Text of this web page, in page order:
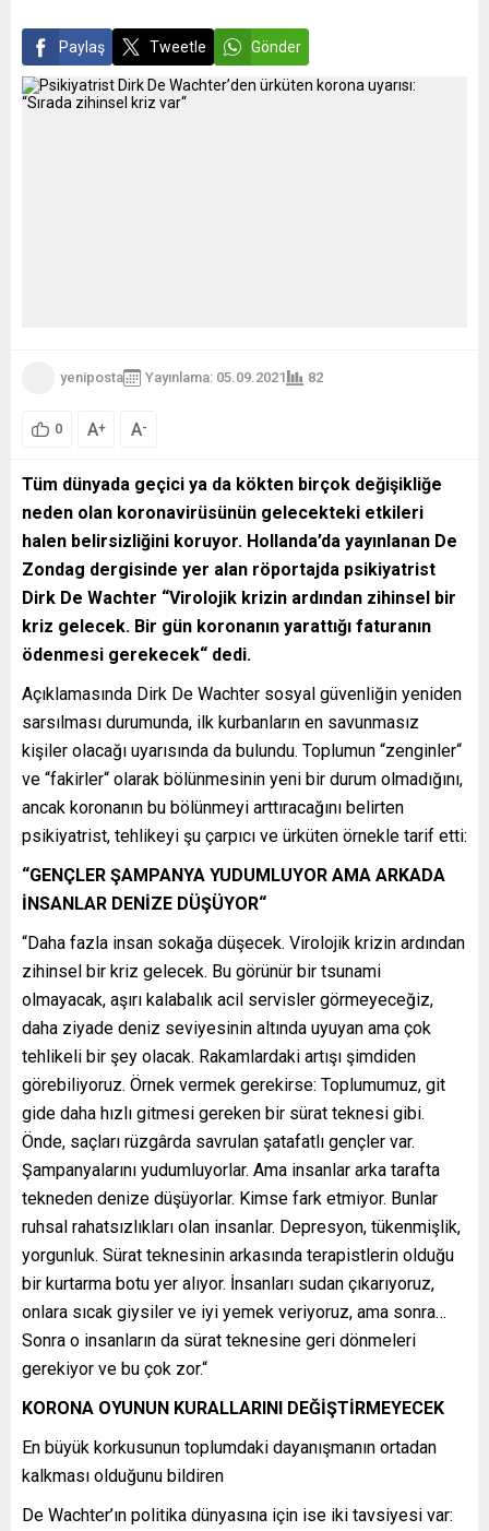
Paylaş Tweetle Gönder
yeniposta Yayınlama: 05.09.2021 82
0 A+ A-
Tüm dünyada geçici ya da kökten birçok değişikliğe
neden olan koronavirüsünün gelecekteki etkileri
halen belirsizliğini koruyor. Hollanda’da yayınlanan De
Zondag dergisinde yer alan röportajda psikiyatrist
Dirk De Wachter “Virolojik krizin ardından zihinsel bir
kriz gelecek. Bir gün koronanın yarattığı faturanın
ödenmesi gerekecek“ dedi.
Açıklamasında Dirk De Wachter sosyal güvenliğin yeniden
sarsılması durumunda, ilk kurbanların en savunmasız
kişiler olacağı uyarısında da bulundu. Toplumun “zenginler“
ve “fakirler“ olarak bölünmesinin yeni bir durum olmadığını,
ancak koronanın bu bölünmeyi arttıracağını belirten
psikiyatrist, tehlikeyi şu çarpıcı ve ürküten örnekle tarif etti:
“GENÇLER ŞAMPANYA YUDUMLUYOR AMA ARKADA
İNSANLAR DENİZE DÜŞÜYOR“
“Daha fazla insan sokağa düşecek. Virolojik krizin ardından
zihinsel bir kriz gelecek. Bu görünür bir tsunami
olmayacak, aşırı kalabalık acil servisler görmeyeceğiz,
daha ziyade deniz seviyesinin altında uyuyan ama çok
tehlikeli bir şey olacak. Rakamlardaki artışı şimdiden
görebiliyoruz. Örnek vermek gerekirse: Toplumumuz, git
gide daha hızlı gitmesi gereken bir sürat teknesi gibi.
Önde, saçları rüzgârda savrulan şatafatlı gençler var.
Şampanyalarını yudumluyorlar. Ama insanlar arka tarafta
tekneden denize düşüyorlar. Kimse fark etmiyor. Bunlar
ruhsal rahatsızlıkları olan insanlar. Depresyon, tükenmişlik,
yorgunluk. Sürat teknesinin arkasında terapistlerin olduğu
bir kurtarma botu yer alıyor. İnsanları sudan çıkarıyoruz,
onlara sıcak giysiler ve iyi yemek veriyoruz, ama sonra…
Sonra o insanların da sürat teknesine geri dönmeleri
gerekiyor ve bu çok zor.“
KORONA OYUNUN KURALLARINI DEĞİŞTİRMEYECEK
En büyük korkusunun toplumdaki dayanışmanın ortadan
kalkması olduğunu bildiren
De Wachter’ın politika dünyasına için ise iki tavsiyesi var: